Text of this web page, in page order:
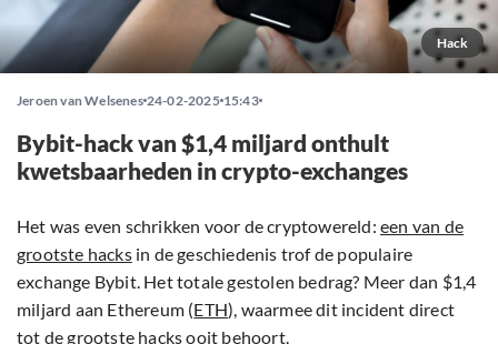
Hack
Jeroen van Welsenes 24-02-2025 15:43
Bybit-hack van $1,4 miljard onthult
kwetsbaarheden in crypto-exchanges
Het was even schrikken voor de cryptowereld:een van de
grootste hacksin de geschiedenis trof de populaire
exchange Bybit. Het totale gestolen bedrag? Meer dan $1,4
miljard aan Ethereum (ETH), waarmee dit incident direct
tot de grootste hacks ooit behoort.